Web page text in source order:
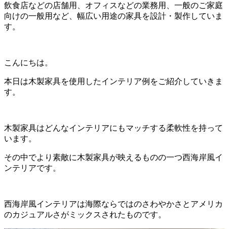
飲食店などの店舗用、オフィスなどの業務用、一般のご家庭
向けの一般用など、幅広い用途の家具を設計・製作していま
す。
こんにちは。
本日は木製家具を使用したインテリア例をご紹介していきま
す。
木製家具はどんなインテリアにもマッチする柔軟性を持って
います。
その中でより素敵に木製家具が映えるものの一つ西海岸風イ
ンテリアです。
西海岸風インテリアは海際ならではのさわやかさとアメリカ
のカジュアルさがミックスされたものです。